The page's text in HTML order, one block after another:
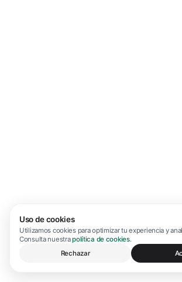
Uso de cookies
Utilizamos cookies para optimizar tu experiencia y
Consulta nuestrapolítica de cookies.
Rechazar